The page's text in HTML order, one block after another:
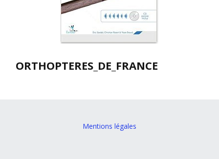
ORTHOPTERES_DE_FRANCE
Mentions légales